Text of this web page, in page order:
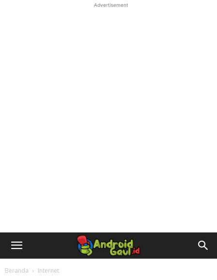
Advertisement
AndroidGaul.id
Beranda Internet